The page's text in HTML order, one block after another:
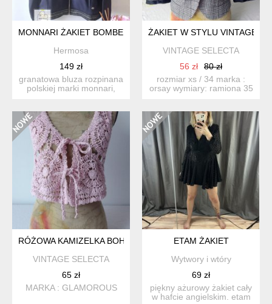
MONNARI ŻAKIET BOMBERKA BLUZA
Hermosa
149 zł
granatowa bluza rozpinana
polskiej marki monnari,
ŻAKIET W STYLU VINTAGE
VINTAGE SELECTA
56 zł
80 zł
rozmiar xs / 34 marka :
orsay wymiary: ramiona 35
RÓŻOWA KAMIZELKA BOHO
VINTAGE SELECTA
65 zł
MARKA : GLAMOROUS
ETAM ŻAKIET
Wytwory i wtóry
69 zł
piękny ażurowy żakiet cały
w hafcie angielskim. etam